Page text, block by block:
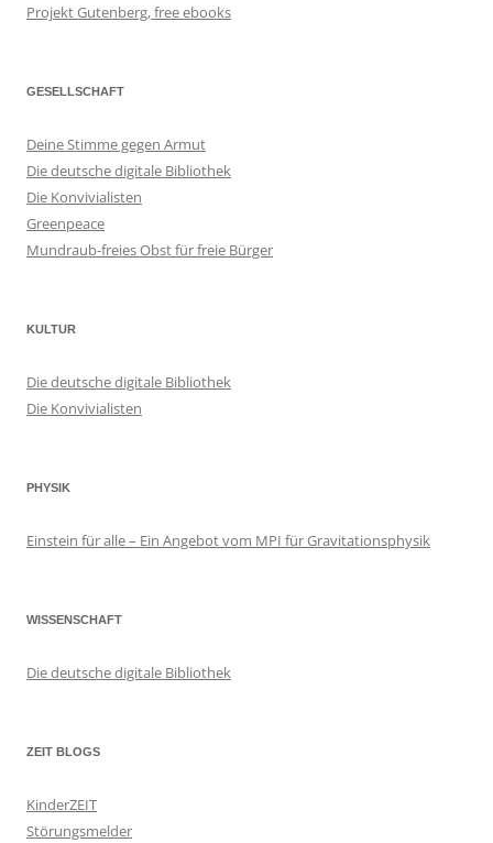
Projekt Gutenberg, free ebooks
GESELLSCHAFT
Deine Stimme gegen Armut
Die deutsche digitale Bibliothek
Die Konvivialisten
Greenpeace
Mundraub-freies Obst für freie Bürger
KULTUR
Die deutsche digitale Bibliothek
Die Konvivialisten
PHYSIK
Einstein für alle – Ein Angebot vom MPI für Gravitationsphysik
WISSENSCHAFT
Die deutsche digitale Bibliothek
ZEIT BLOGS
KinderZEIT
Störungsmelder